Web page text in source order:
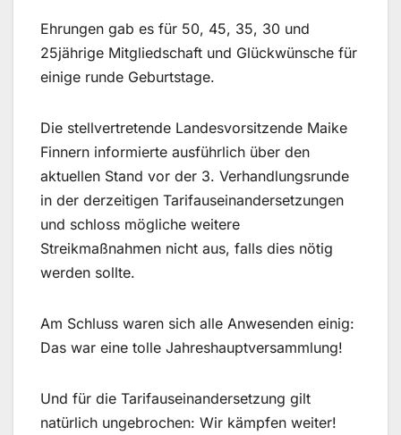
Ehrungen gab es für 50, 45, 35, 30 und
25jährige Mitgliedschaft und Glückwünsche für
einige runde Geburtstage.
Die stellvertretende Landesvorsitzende Maike
Finnern informierte ausführlich über den
aktuellen Stand vor der 3. Verhandlungsrunde
in der derzeitigen Tarifauseinandersetzungen
und schloss mögliche weitere
Streikmaßnahmen nicht aus, falls dies nötig
werden sollte.
Am Schluss waren sich alle Anwesenden einig:
Das war eine tolle Jahreshauptversammlung!
Und für die Tarifauseinandersetzung gilt
natürlich ungebrochen: Wir kämpfen weiter!